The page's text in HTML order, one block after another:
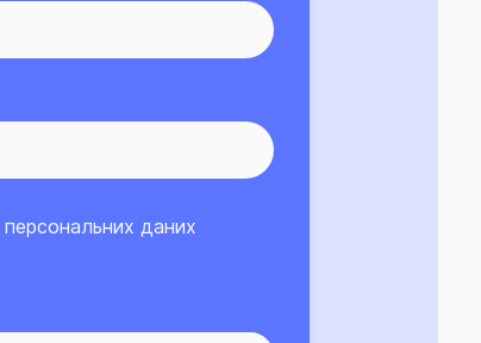
персональних даних